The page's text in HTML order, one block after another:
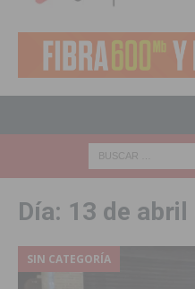
Día: 13 de abril
SIN CATEGORÍA